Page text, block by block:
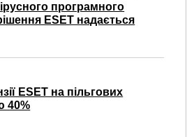
програмного
ESET надається
ESET на пільгових
40%